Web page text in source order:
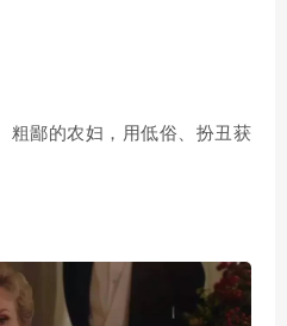
、粗鄙的农妇，用低俗、扮丑获